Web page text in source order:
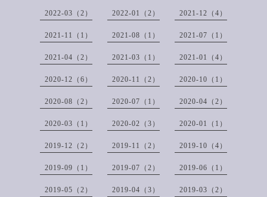
2022-03（2） 2022-01（2） 2021-12（4）
2021-11（1） 2021-08（1） 2021-07（1）
2021-04（2） 2021-03（1） 2021-01（4）
2020-12（6） 2020-11（2） 2020-10（1）
2020-08（2） 2020-07（1） 2020-04（2）
2020-03（1） 2020-02（3） 2020-01（1）
2019-12（2） 2019-11（2） 2019-10（4）
2019-09（1） 2019-07（2） 2019-06（1）
2019-05（2） 2019-04（3） 2019-03（2）